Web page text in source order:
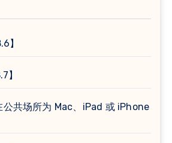
】
】
共场所为 Mac、iPad 或 iPhone